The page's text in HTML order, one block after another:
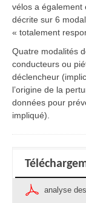
vélos a également
décrite sur 6
« totalement
Quatre modalités
conducteurs ou
déclencheur
l’origine de la
données pour
impliqué).
analyse